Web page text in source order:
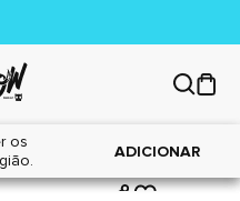
os
ADICIONAR